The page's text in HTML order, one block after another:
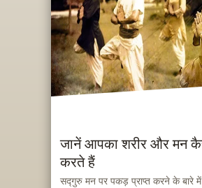
जानें आपका शरीर और मन
करते हैं
सद्गुरु मन पर पकड़ प्राप्त करने के बारे